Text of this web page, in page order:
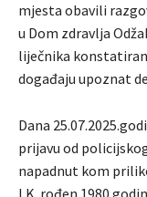
mjesta obavili
u Dom zdravlja
liječnika
događaju upoznat
Dana
prijavu od
napadnut kom